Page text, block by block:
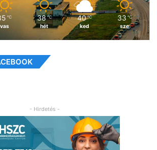
℃
vas
38 ℃
hét
40 ℃
ked
33 ℃
sze
- Hirdetés -